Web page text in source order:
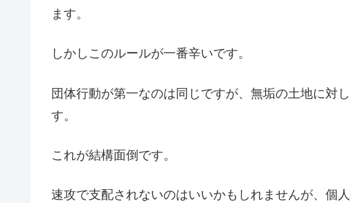
ます。
しかしこのルールが一番辛いです。
団体行動が第一なのは同じですが、無垢の土地に対
す。
これが結構面倒です。
速攻で支配されないのはいいかもしれませんが、個